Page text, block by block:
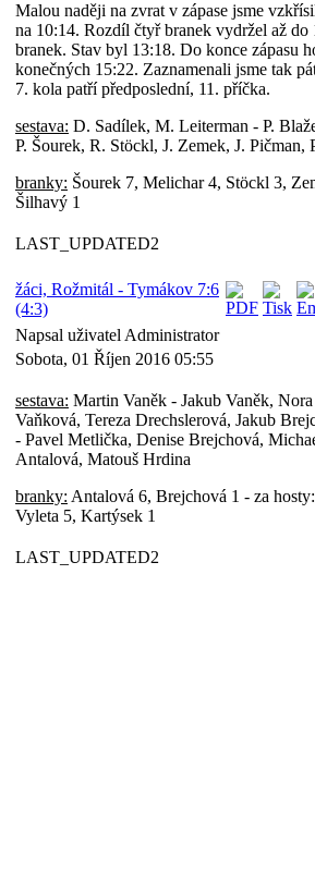
Malou naději na zvrat v zápase jsme
na 10:14. Rozdíl čtyř branek vydržel až
branek. Stav byl 13:18. Do konce zápasu
konečných 15:22. Zaznamenali jsme tak
7. kola patří předposlední, 11. příčka.
sestava: D. Sadílek, M. Leiterman - P.
P. Šourek, R. Stöckl, J. Zemek, J. Pičman,
branky: Šourek 7, Melichar 4, Stöckl 3,
Šilhavý 1
LAST_UPDATED2
žáci, Rožmitál - Tymákov 7:6
(4:3)
Napsal uživatel Administrator
Sobota, 01 Říjen 2016 05:55
sestava: Martin Vaněk - Jakub Vaněk, Nora
Vaňková, Tereza Drechslerová, Jakub
- Pavel Metlička, Denise Brejchová,
Antalová, Matouš Hrdina
branky: Antalová 6, Brejchová 1 - za hosty:
Vyleta 5, Kartýsek 1
LAST_UPDATED2